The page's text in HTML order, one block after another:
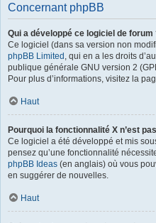
Concernant phpBB
Qui a développé ce logiciel de forum
Ce logiciel (dans sa version non
phpBB Limited , qui en a les droits
publique générale GNU version 2
Pour plus d’informations, visitez la
Haut
Pourquoi la fonctionnalité X n’est
Ce logiciel a été développé et mis
pensez qu’une fonctionnalité
phpBB Ideas (en anglais) où vous
en suggérer de nouvelles.
Haut